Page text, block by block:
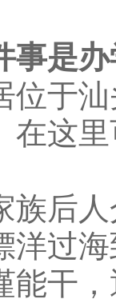
是办
于汕
在这
后人
洋过
能干